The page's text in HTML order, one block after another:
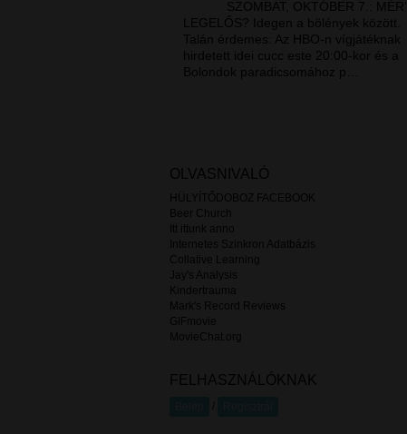
SZOMBAT, OKTÓBER 7.: MÉR’
LEGELŐS? Idegen a bölények között.
Talán érdemes: Az HBO-n vígjátéknak
hirdetett idei cucc este 20:00-kor és a
Bolondok paradicsomához p…
OLVASNIVALÓ
HÜLYÍTŐDOBOZ FACEBOOK
Beer Church
Itt ittunk anno
Internetes Szinkron Adatbázis
Collative Learning
Jay's Analysis
Kindertrauma
Mark's Record Reviews
GIFmovie
MovieChat.org
FELHASZNÁLÓKNAK